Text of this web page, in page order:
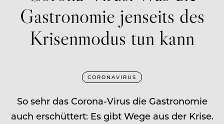
Gastronomie jenseits des
Krisenmodus tun kann
CORONAVIRUS
So sehr das Corona-Virus die Gastronomie
auch erschüttert: Es gibt Wege aus der Krise.